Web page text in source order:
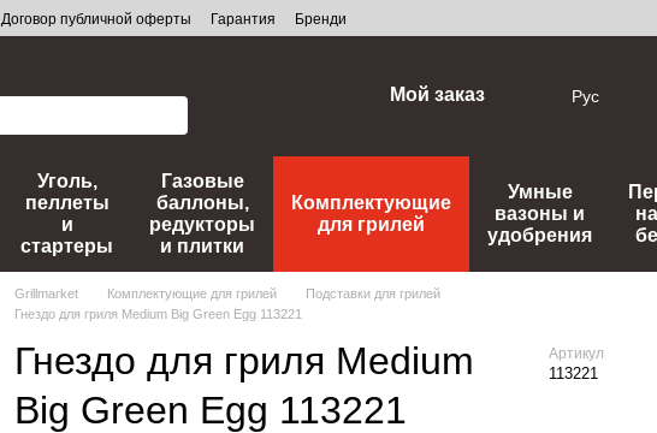
Договор публичной оферты Гарантия Бренди
Мой заказ Рус
Уголь,
пеллеты
и
стартеры
Газовые
баллоны,
редукторы
и плитки
Комплектующие
для грилей
Умные
вазоны и
удобрения
Grillmarket Комплектующие для грилей
Подставки для грилей
Гнездо для гриля Medium Big Green Egg 113221
Гнездо для гриля Medium
Big Green Egg 113221
Артикул
113221